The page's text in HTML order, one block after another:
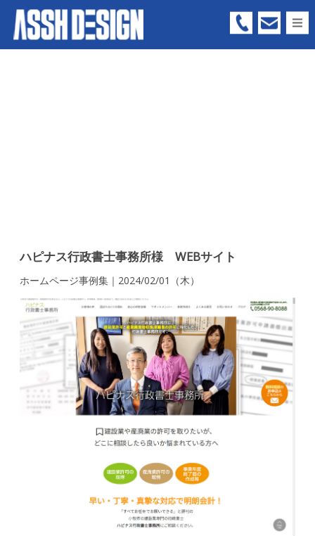
05
ハピナス行政書士事務所様 WEBサイト
ホームページ事例集｜2024/02/01（木）